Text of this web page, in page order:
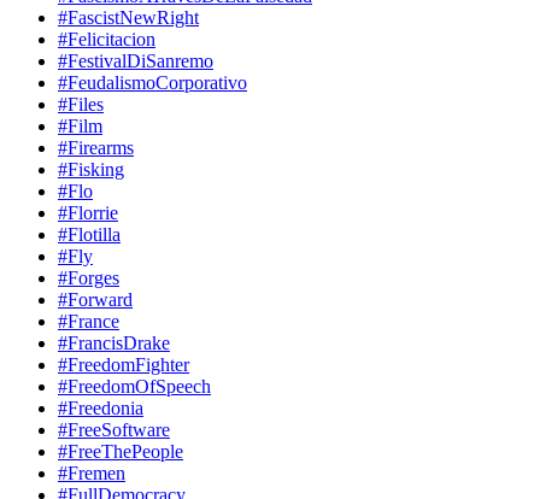
#FascistNewRight
#Felicitacion
#FestivalDiSanremo
#FeudalismoCorporativo
#Files
#Film
#Firearms
#Fisking
#Flo
#Florrie
#Flotilla
#Fly
#Forges
#Forward
#France
#FrancisDrake
#FreedomFighter
#FreedomOfSpeech
#Freedonia
#FreeSoftware
#FreeThePeople
#Fremen